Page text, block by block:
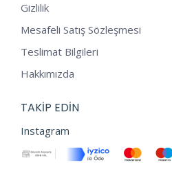
Gizlilik
Mesafeli Satış Sözleşmesi
Teslimat Bilgileri
Hakkımızda
TAKIP EDIN
Instagram